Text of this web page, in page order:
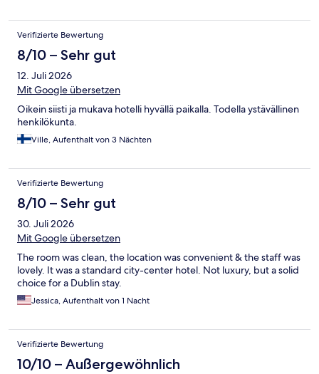
schon sagen. Ich habe aber auf diesem Niveau bereits deutlich
bessere Hotels gesehen.
Verifizierte Bewertung
8/10 – Sehr gut
12. Juli 2026
Mit Google übersetzen
Oikein siisti ja mukava hotelli hyvällä paikalla. Todella ystävällinen
henkilökunta.
Ville, Aufenthalt von 3 Nächten
Verifizierte Bewertung
8/10 – Sehr gut
30. Juli 2026
Mit Google übersetzen
The room was clean, the location was convenient & the staff was
lovely. It was a standard city-center hotel. Not luxury, but a solid
choice for a Dublin stay.
Jessica, Aufenthalt von 1 Nacht
Verifizierte Bewertung
10/10 – Außergewöhnlich